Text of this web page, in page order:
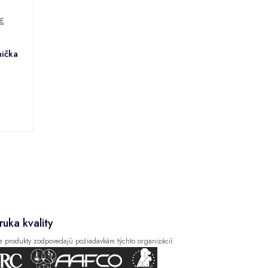
kvality
produkty zodpovedajú požiadavkám týchto organizácií: